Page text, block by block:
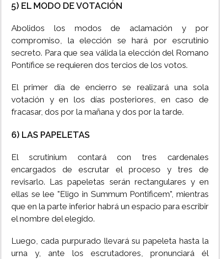
5) EL MODO DE VOTACIÓN
Abolidos los modos de aclamación y por
compromiso, la elección se hará por escrutinio
secreto. Para que sea válida la elección del Romano
Pontífice se requieren dos tercios de los votos.
El primer día de encierro se realizará una sola
votación y en los días posteriores, en caso de
fracasar, dos por la mañana y dos por la tarde.
6) LAS PAPELETAS
El scrutinium contará con tres cardenales
encargados de escrutar el proceso y tres de
revisarlo. Las papeletas serán rectangulares y en
ellas se lee "Eligo in Summum Pontificem", mientras
que en la parte inferior habrá un espacio para escribir
el nombre del elegido.
Luego, cada purpurado llevará su papeleta hasta la
urna y, ante los escrutadores, pronunciará él